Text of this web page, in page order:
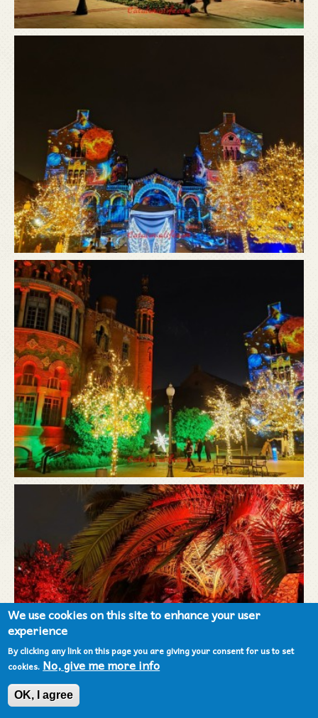
We use cookies on this site to enhance your user
experience
By clicking any link on this page you are giving your consent for us to set
cookies. No, give me more info
OK, I agree